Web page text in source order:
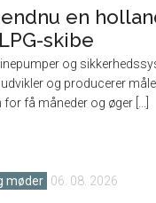
en
skibe
og
og producerer
få måneder og øger [...]
møder 06. 08. 2026